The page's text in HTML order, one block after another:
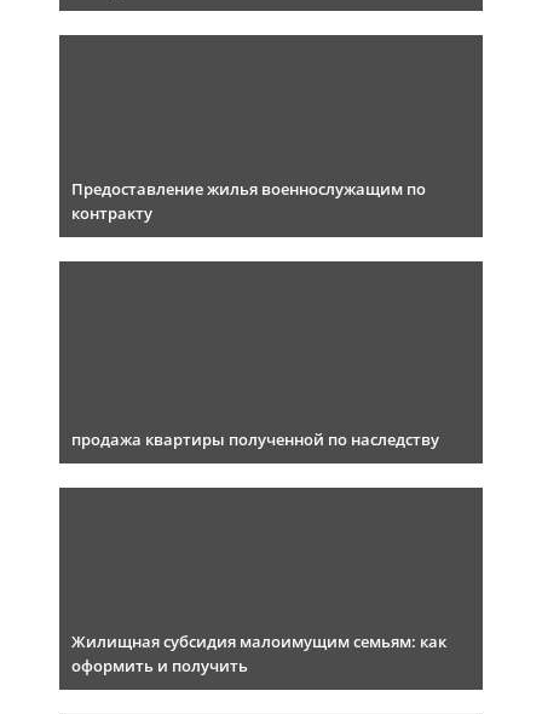
Предоставление жилья военнослужащим по
контракту
продажа квартиры полученной по наследству
Жилищная субсидия малоимущим семьям: как
оформить и получить